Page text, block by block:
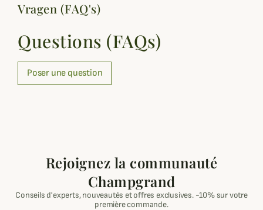
Vragen (FAQ's)
Questions (FAQs)
Poser une question
Rejoignez la communauté
Champgrand
Conseils d'experts, nouveautés et offres exclusives. -10% sur votre
première commande.